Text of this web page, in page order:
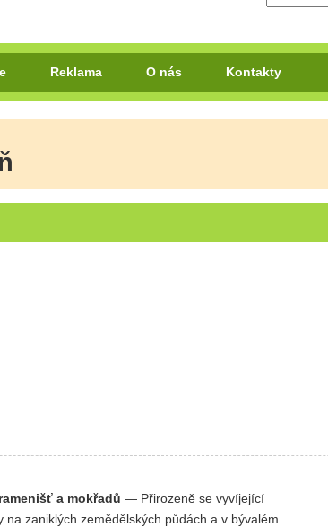
Reklama O nás Kontakty
a mokřadů — Přirozeně se vyvíjející
na zaniklých zemědělských půdách a v bývalém